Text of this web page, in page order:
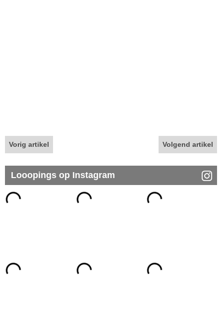
Vorig artikel Volgend artikel
Looopings op Instagram